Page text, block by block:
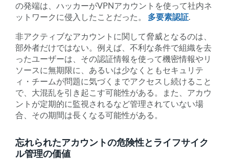
の発端は、ハッカーがVPNアカウントを使って社内ネ
ットワークに侵入したことだった。 多要素認証
非アクティブなアカウントに関して脅威となるのは、
部外者だけではない。例えば、不利な条件で組織を去
ったユーザーは、その認証情報を使って機密情報やリ
ソースに無期限に、あるいは少なくともセキュリテ
ィ・チームが問題に気づくまでアクセスし続けること
で、大混乱を引き起こす可能性がある。また、アカウ
ントが定期的に監視されるなど管理されていない場
合、その期間は長くなる可能性がある。
忘れられたアカウントの危険性とライフサイク
ル管理の価値